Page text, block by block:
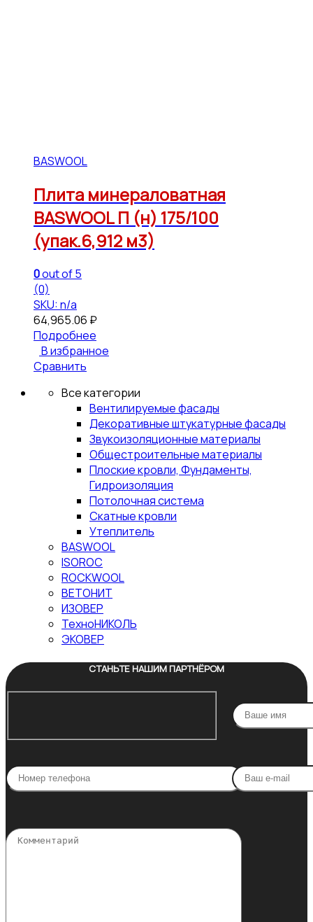
BASWOOL
Плита минераловатная
BASWOOL П (н) 175/100
(упак.6,912 м3)
0out of 5
(0)
SKU: n/a
64,965.06 ₽
Подробнее
В избранное
Сравнить
Все категории
Вентилируемые фасады
Декоративные штукатурные фасады
Звукоизоляционные материалы
Общестроительные материалы
Плоские кровли, Фундаменты,
Гидроизоляция
Потолочная система
Скатные кровли
Утеплитель
BASWOOL
ISOROC
ROCKWOOL
ВЕТОНИТ
ИЗОВЕР
ТехноНИКОЛЬ
ЭКОВЕР
СТАНЬТЕ НАШИМ ПАРТНЁРОМ